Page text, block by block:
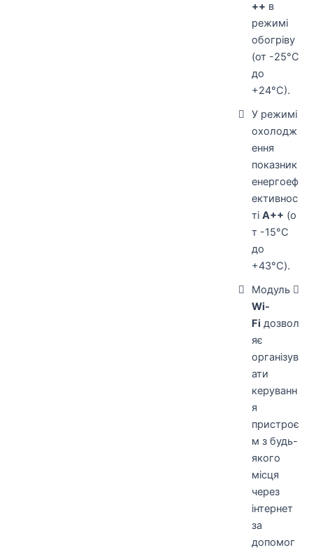
++ в
режимі
обогріву
(от -25°С
до
+24°С).
У режимі
охолодж
ення
показник
енергоеф
ективнос
ті A++ (о
т -15°С
до
+43°С).
Модуль
Wi-
Fi дозвол
яє
організув
ати
керуванн
я
пристроє
м з будь-
якого
місця
через
інтернет
за
допомог